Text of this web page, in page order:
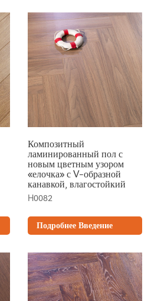
Композитный
ламинированный пол с
новым цветным узором
«елочка» с V-образной
канавкой, влагостойкий
H0082
Подробнее Введение